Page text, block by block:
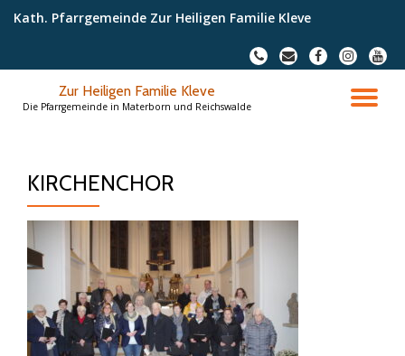
Kath. Pfarrgemeinde Zur Heiligen Familie Kleve
fa-
phone
fa-
envelope
fa-
facebook
fa-
instagram
fa-
Zur Heiligen Familie Kleve
Die Pfarrgemeinde in Materborn und Reichswalde
KIRCHENCHOR